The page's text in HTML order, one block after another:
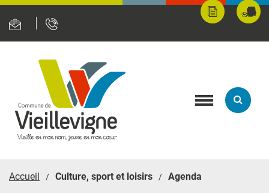
Mes
démarches
Toggle
Accueil Culture, sport et loisirs Agenda
Panneau de gestion des cookies